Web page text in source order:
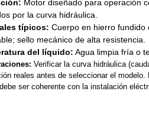
Motor diseñado para operación
por la curva hidráulica.
típicos: Cuerpo en hierro
sello mecánico de alta resistencia.
del líquido: Agua limpia fría o
Verificar la curva hidráulica
reales antes de seleccionar el
ser coherente con la instalación